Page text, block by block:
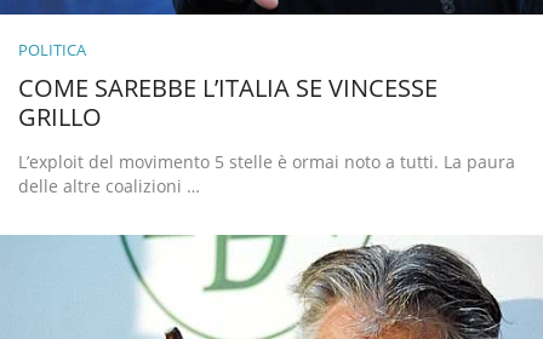
POLITICA
COME SAREBBE L’ITALIA SE VINCESSE
GRILLO
L’exploit del movimento 5 stelle è ormai noto a tutti. La paura
delle altre coalizioni …